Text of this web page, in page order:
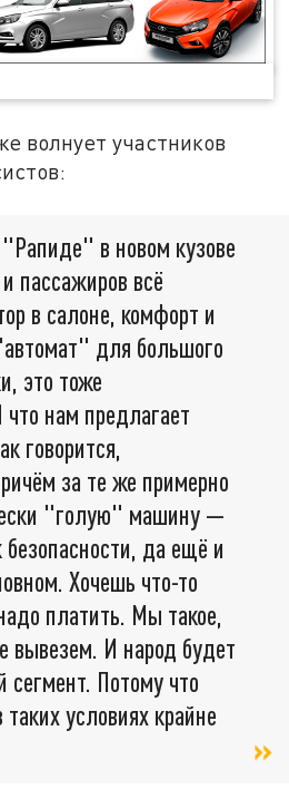
волнует участников
в новом кузове
пассажиров всё
в салоне, комфорт и
для большого
это тоже
нам предлагает
говорится,
за те же примерно
"голую" машину —
да ещё и
Хочешь что-то
платить. Мы такое,
вывезем. И народ будет
сегмент. Потому что
таких условиях крайне